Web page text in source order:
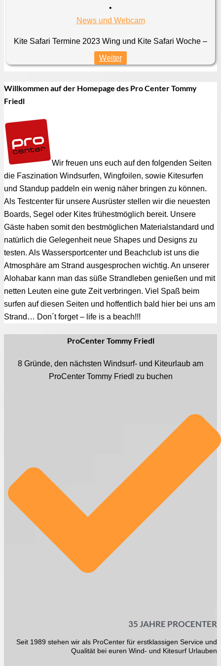
•
News und Webcam
Kite Safari Termine 2023 Wing und Kite Safari Woche –
Weiter
Willkommen auf der Homepage des Pro Center Tommy
Friedl
Wir freuen uns euch auf den folgenden Seiten
die Faszination Windsurfen, Wingfoilen, sowie Kitesurfen
und Standup paddeln ein wenig näher bringen zu können.
Als Testcenter für unsere Ausrüster stellen wir die neuesten
Boards, Segel oder Kites frühestmöglich bereit. Unsere
Gäste haben somit den bestmöglichen Materialstandard und
natürlich die Gelegenheit neue Shapes und Designs zu
testen. Als Wassersportcenter und Beachclub ist uns die
Atmosphäre am Strand ausgesprochen wichtig. An unserer
Alohabar kann man das süße Strandleben genießen und mit
netten Leuten eine gute Zeit verbringen. Viel Spaß beim
surfen auf diesen Seiten und hoffentlich bald hier bei uns am
Strand… Don´t forget – life is a beach!!!
ProCenter Tommy Friedl
8 Gründe, den nächsten Windsurf- und Kiteurlaub am
ProCenter Tommy Friedl zu buchen
35 JAHRE PROCENTER
Seit 1989 stehen wir als ProCenter für erstklassigen Service und
Qualität bei euren Wind- und Kitesurf Urlauben